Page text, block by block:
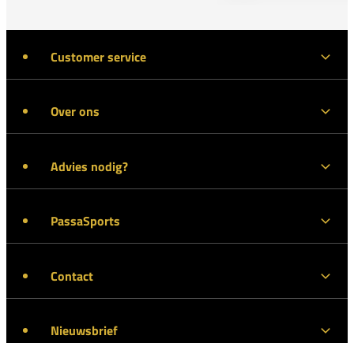
Customer service
Over ons
Advies nodig?
PassaSports
Contact
Nieuwsbrief